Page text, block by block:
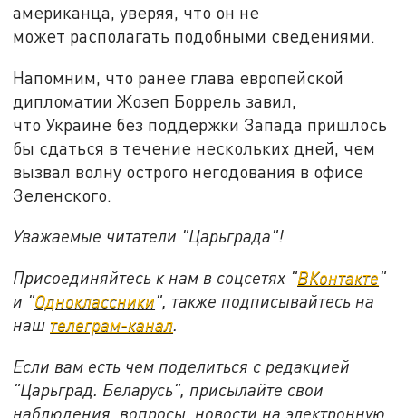
американца, уверяя, что он не
может располагать подобными сведениями.
Напомним, что ранее глава европейской
дипломатии Жозеп Боррель завил,
что Украине без поддержки Запада пришлось
бы сдаться в течение нескольких дней, чем
вызвал волну острого негодования в офисе
Зеленского.
Уважаемые читатели "Царьграда"!
Присоединяйтесь к нам в соцсетях "ВКонтакте"
и "Одноклассники", также подписывайтесь на
наш телеграм-канал.
Если вам есть чем поделиться с редакцией
"Царьград. Беларусь", присылайте свои
наблюдения, вопросы, новости на электронную